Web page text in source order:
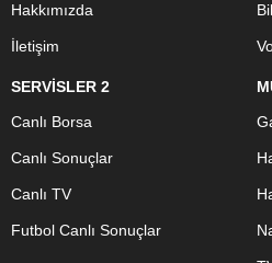
Hakkımızda
İletişim
SERVİSLER 2
Canlı Borsa
Canlı Sonuçlar
Canlı TV
Futbol Canlı Sonuçlar